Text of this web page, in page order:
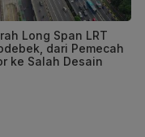
Long Span LRT
dari Pemecah
ke Salah Desain